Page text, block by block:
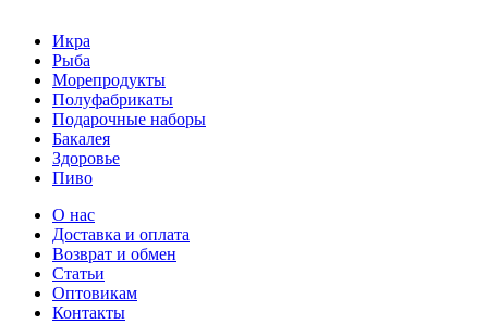
Икра
Рыба
Морепродукты
Полуфабрикаты
Подарочные наборы
Бакалея
Здоровье
Пиво
О нас
Доставка и оплата
Возврат и обмен
Статьи
Оптовикам
Контакты